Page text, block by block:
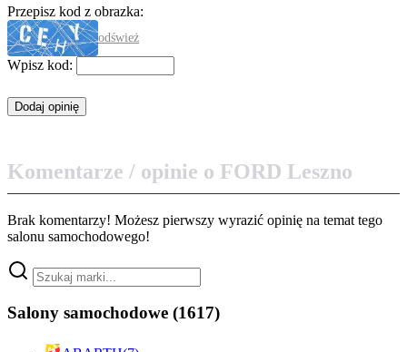
Przepisz kod z obrazka:
odśwież
Wpisz kod:
Komentarze / opinie o FORD Leszno
Brak komentarzy! Możesz pierwszy wyrazić opinię na temat tego
salonu samochodowego!
Salony samochodowe (1617)